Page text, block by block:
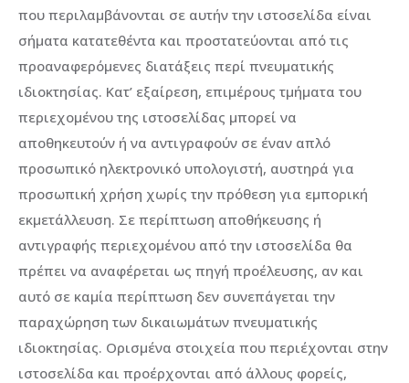
που περιλαμβάνονται σε αυτήν την ιστοσελίδα είναι
σήματα κατατεθέντα και προστατεύονται από τις
προαναφερόμενες διατάξεις περί πνευματικής
ιδιοκτησίας. Κατ’ εξαίρεση, επιμέρους τμήματα του
περιεχομένου της ιστοσελίδας μπορεί να
αποθηκευτούν ή να αντιγραφούν σε έναν απλό
προσωπικό ηλεκτρονικό υπολογιστή, αυστηρά για
προσωπική χρήση χωρίς την πρόθεση για εμπορική
εκμετάλλευση. Σε περίπτωση αποθήκευσης ή
αντιγραφής περιεχομένου από την ιστοσελίδα θα
πρέπει να αναφέρεται ως πηγή προέλευσης, αν και
αυτό σε καμία περίπτωση δεν συνεπάγεται την
παραχώρηση των δικαιωμάτων πνευματικής
ιδιοκτησίας. Ορισμένα στοιχεία που περιέχονται στην
ιστοσελίδα και προέρχονται από άλλους φορείς,